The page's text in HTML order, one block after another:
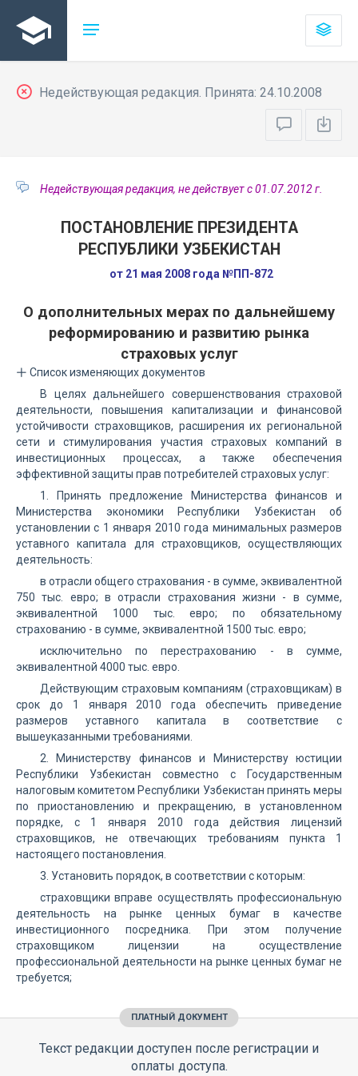
Недействующая редакция. Принята: 24.10.2008
Недействующая редакция, не действует с 01.07.2012 г.
ПОСТАНОВЛЕНИЕ ПРЕЗИДЕНТА
РЕСПУБЛИКИ УЗБЕКИСТАН
от 21 мая 2008 года №ПП-872
О дополнительных мерах по дальнейшему
реформированию и развитию рынка
страховых услуг
Список изменяющих документов
В целях дальнейшего совершенствования страховой
деятельности, повышения капитализации и финансовой
устойчивости страховщиков, расширения их региональной
сети и стимулирования участия страховых компаний в
инвестиционных процессах, а также обеспечения
эффективной защиты прав потребителей страховых услуг:
1. Принять предложение Министерства финансов и
Министерства экономики Республики Узбекистан об
установлении с 1 января 2010 года минимальных размеров
уставного капитала для страховщиков, осуществляющих
деятельность:
в отрасли общего страхования - в сумме, эквивалентной
750 тыс. евро; в отрасли страхования жизни - в сумме,
эквивалентной 1000 тыс. евро; по обязательному
страхованию - в сумме, эквивалентной 1500 тыс. евро;
исключительно по перестрахованию - в сумме,
эквивалентной 4000 тыс. евро.
Действующим страховым компаниям (страховщикам) в
срок до 1 января 2010 года обеспечить приведение
размеров уставного капитала в соответствие с
вышеуказанными требованиями.
2. Министерству финансов и Министерству юстиции
Республики Узбекистан совместно с Государственным
налоговым комитетом Республики Узбекистан принять меры
по приостановлению и прекращению, в установленном
порядке, с 1 января 2010 года действия лицензий
страховщиков, не отвечающих требованиям пункта 1
настоящего постановления.
3. Установить порядок, в соответствии с которым:
страховщики вправе осуществлять профессиональную
деятельность на рынке ценных бумаг в качестве
инвестиционного посредника. При этом получение
страховщиком лицензии на осуществление
профессиональной деятельности на рынке ценных бумаг не
требуется;
ПЛАТНЫЙ ДОКУМЕНТ
Текст редакции доступен после регистрации и
оплаты доступа.